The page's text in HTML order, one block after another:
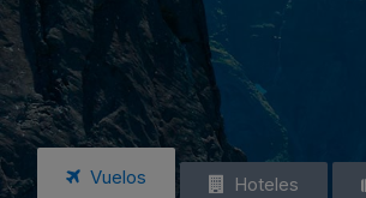
Vuelos Hoteles